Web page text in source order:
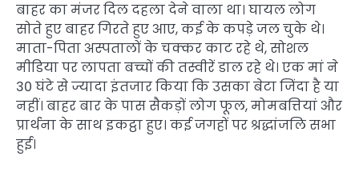
बाहर का मंजर दिल दहला देने वाला था। घायल लोग
सोते हुए बाहर गिरते हुए आए, कई के कपड़े जल चुके थे।
माता-पिता अस्पतालों के चक्कर काट रहे थे, सोशल
मीडिया पर लापता बच्चों की तस्वीरें डाल रहे थे। एक मां ने
30 घंटे से ज्यादा इंतजार किया कि उसका बेटा जिंदा है या
नहीं। बाहर बार के पास सैकड़ों लोग फूल, मोमबत्तियां और
प्रार्थना के साथ इकट्ठा हुए। कई जगहों पर श्रद्धांजलि सभा
हुई।